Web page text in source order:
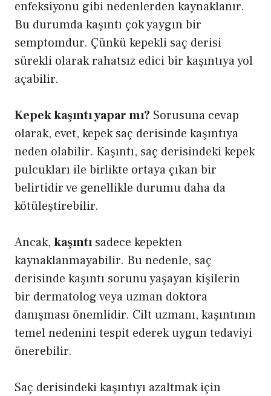
enfeksiyonu gibi nedenlerden kaynaklanır.
Bu durumda kaşıntı çok yaygın bir
semptomdur. Çünkü kepekli saç derisi
sürekli olarak rahatsız edici bir kaşıntıya yol
açabilir.
Kepek kaşıntı yapar mı? Sorusuna cevap
olarak, evet, kepek saç derisinde kaşıntıya
neden olabilir. Kaşıntı, saç derisindeki kepek
pulcukları ile birlikte ortaya çıkan bir
belirtidir ve genellikle durumu daha da
kötüleştirebilir.
Ancak, kaşıntısadece kepekten
kaynaklanmayabilir. Bu nedenle, saç
derisinde kaşıntı sorunu yaşayan kişilerin
bir dermatolog veya uzman doktora
danışması önemlidir. Cilt uzmanı, kaşıntının
temel nedenini tespit ederek uygun tedaviyi
önerebilir.
Saç derisindeki kaşıntıyı azaltmak için